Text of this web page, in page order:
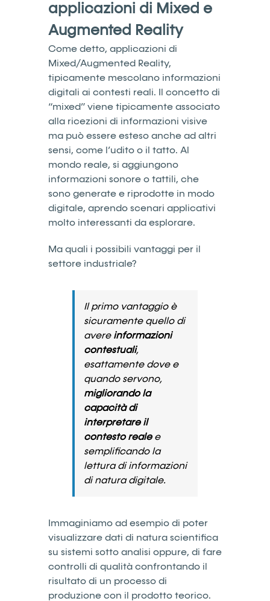
applicazioni di Mixed e
Augmented Reality
Come detto, applicazioni di
Mixed/Augmented Reality,
tipicamente mescolano informazioni
digitali ai contesti reali. Il concetto di
“mixed” viene tipicamente associato
alla ricezioni di informazioni visive
ma può essere esteso anche ad altri
sensi, come l’udito o il tatto. Al
mondo reale, si aggiungono
informazioni sonore o tattili, che
sono generate e riprodotte in modo
digitale, aprendo scenari applicativi
molto interessanti da esplorare.
Ma quali i possibili vantaggi per il
settore industriale?
Il primo vantaggio è
sicuramente quello di
avere informazioni
contestuali,
esattamente dove e
quando servono,
migliorando la
capacità di
interpretare il
contesto realee
semplificando la
lettura di informazioni
di natura digitale.
Immaginiamo ad esempio di poter
visualizzare dati di natura scientifica
su sistemi sotto analisi oppure, di fare
controlli di qualità confrontando il
risultato di un processo di
produzione con il prodotto teorico.